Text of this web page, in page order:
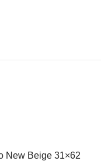
New Beige 31×62